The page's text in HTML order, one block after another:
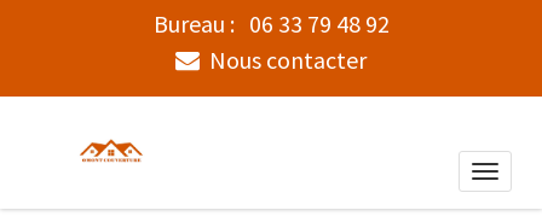
Bureau : 06 33 79 48 92
Nous contacter
Toggle